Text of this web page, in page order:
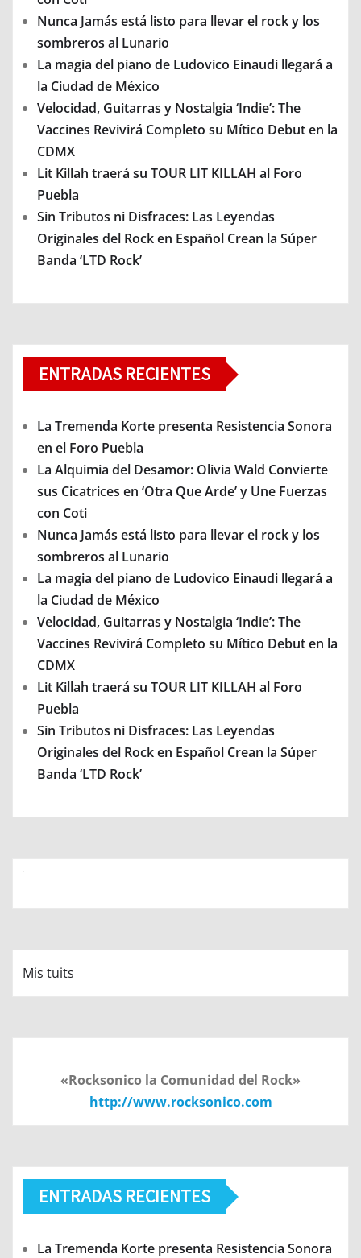
Nunca Jamás está listo para llevar el rock y los
sombreros al Lunario
La magia del piano de Ludovico Einaudi llegará a
la Ciudad de México
Velocidad, Guitarras y Nostalgia ‘Indie’: The
Vaccines Revivirá Completo su Mítico Debut en la
CDMX
Lit Killah traerá su TOUR LIT KILLAH al Foro
Puebla
Sin Tributos ni Disfraces: Las Leyendas
Originales del Rock en Español Crean la Súper
Banda ‘LTD Rock’
ENTRADAS RECIENTES
La Tremenda Korte presenta Resistencia Sonora
en el Foro Puebla
La Alquimia del Desamor: Olivia Wald Convierte
sus Cicatrices en ‘Otra Que Arde’ y Une Fuerzas
con Coti
Nunca Jamás está listo para llevar el rock y los
sombreros al Lunario
La magia del piano de Ludovico Einaudi llegará a
la Ciudad de México
Velocidad, Guitarras y Nostalgia ‘Indie’: The
Vaccines Revivirá Completo su Mítico Debut en la
CDMX
Lit Killah traerá su TOUR LIT KILLAH al Foro
Puebla
Sin Tributos ni Disfraces: Las Leyendas
Originales del Rock en Español Crean la Súper
Banda ‘LTD Rock’
Mis tuits
«Rocksonico la Comunidad del Rock»
http://www.rocksonico.com
ENTRADAS RECIENTES
La Tremenda Korte presenta Resistencia Sonora